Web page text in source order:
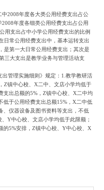
2008年度各大类公用经费支出占公
年度各细类公用经费支出占公用
用支出占中小学公用经费支出的比例
日常公用经费支出中，基本运转支出
是第一大日常公用经费支出；其次是
三大支出是教学业务与管理活动支
管理实施细则》规定 ： 1.教学教研活
Z镇中心校、X二中、文店小学均低于
支出总额的5%，Z镇中心校、X二中均
低于公用经费支出总额15%，X二中低
、仪器设备及图书资料等支出，不低
Y中心校、文店小学均低于此限额；
的5%安排，Z镇中心校、Y中心校、X